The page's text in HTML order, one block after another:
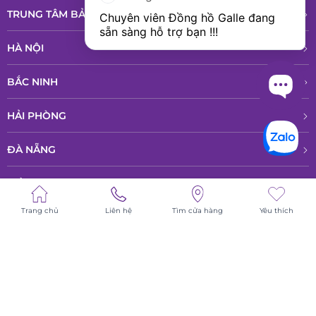
TRUNG TÂM BẢO HÀNH VÀ DỊCH VỤ
HÀ NỘI
BẮC NINH
HẢI PHÒNG
ĐÀ NẴNG
ĐỒNG NAI
HỒ CHÍ MINH
Trang chủ Liên hệ Tìm cửa hàng Yêu thích
Chuyên viên Đồng hồ Galle đang
sẵn sàng hỗ trợ bạn !!!